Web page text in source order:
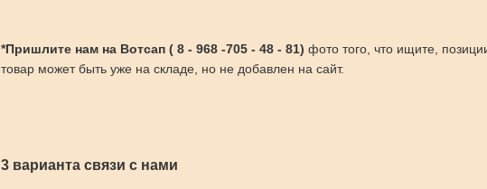
*Пришлите нам на Вотсап ( 8 - 968 -705 - 48 - 81) фото того, что ищите,
товар может быть уже на складе, но не добавлен на сайт.
3 варианта связи с нами